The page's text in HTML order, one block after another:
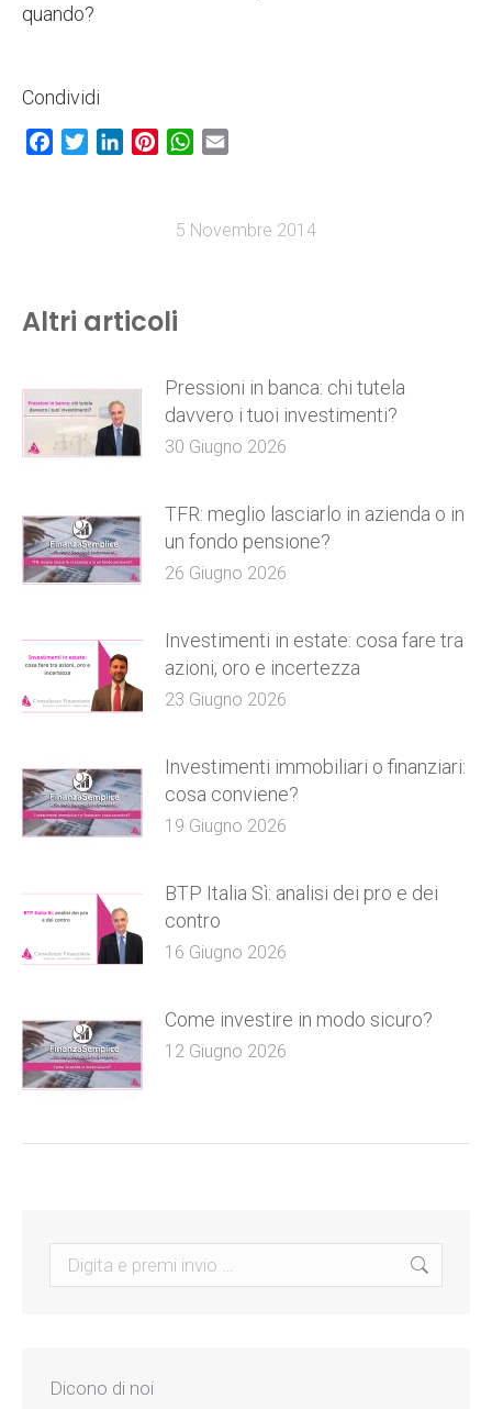
quando?
Condividi
Facebook
TwitterLinkedInPinterestWhatsApp
5 Novembre 2014
Altri articoli
Pressioni in banca: chi tutela
davvero i tuoi investimenti?
30 Giugno 2026
TFR: meglio lasciarlo in azienda o in
un fondo pensione?
26 Giugno 2026
Investimenti in estate: cosa fare tra
azioni, oro e incertezza
23 Giugno 2026
Investimenti immobiliari o finanziari:
cosa conviene?
19 Giugno 2026
BTP Italia Sì: analisi dei pro e dei
contro
16 Giugno 2026
Come investire in modo sicuro?
12 Giugno 2026
Search:
Dicono di noi